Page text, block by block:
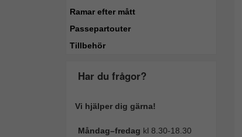
Ramar efter mått
Passepartouter
Tillbehör
Har du frågor?
Vi hjälper dig gärna!
Måndag–fredag kl 8.30-18.30